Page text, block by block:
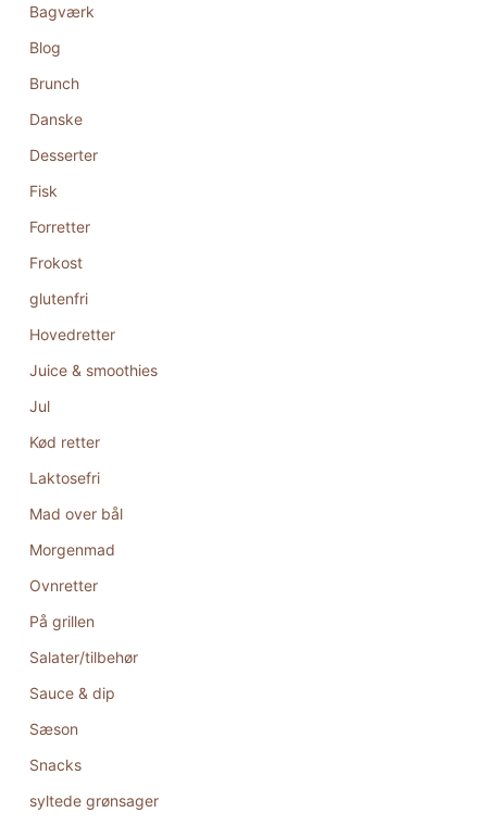
Bagværk
Blog
Brunch
Danske
Desserter
Fisk
Forretter
Frokost
glutenfri
Hovedretter
Juice & smoothies
Jul
Kød retter
Laktosefri
Mad over bål
Morgenmad
Ovnretter
På grillen
Salater/tilbehør
Sauce & dip
Sæson
Snacks
syltede grønsager